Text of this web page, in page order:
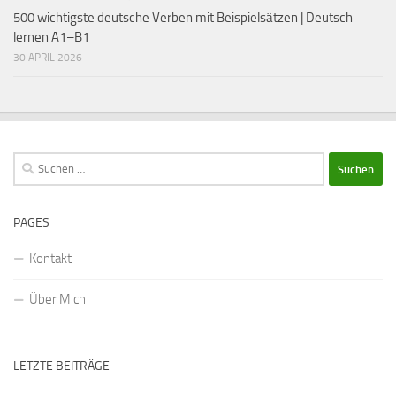
500 wichtigste deutsche Verben mit Beispielsätzen | Deutsch
lernen A1–B1
30 APRIL 2026
Suchen
nach:
PAGES
Kontakt
Über Mich
LETZTE BEITRÄGE